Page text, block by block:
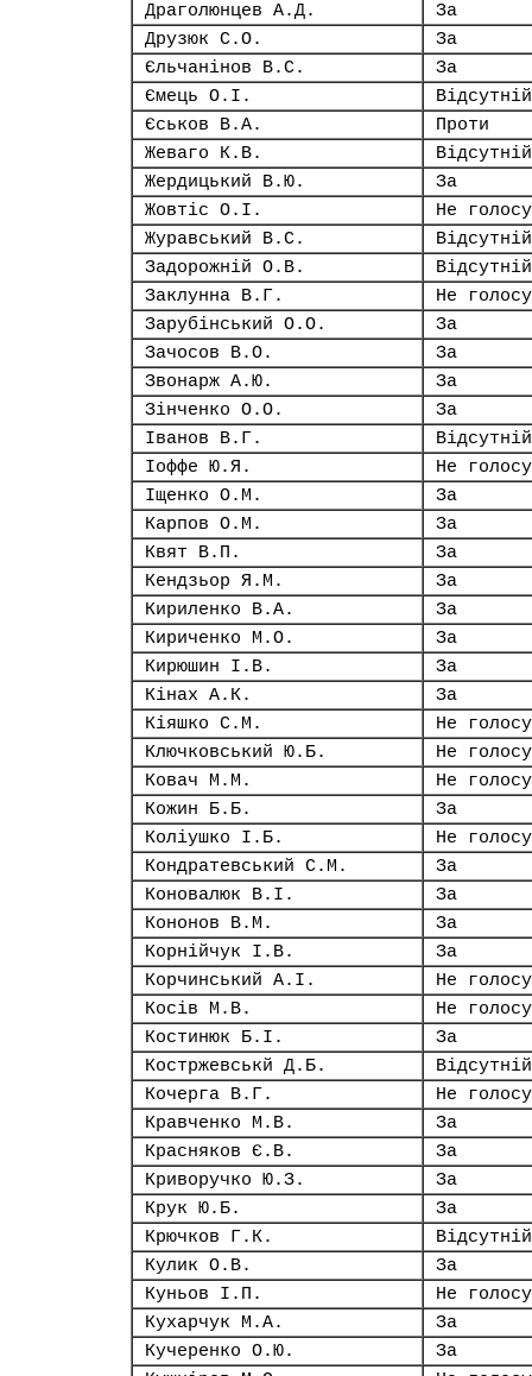
Драголюнцев А.Д.
За
Друзюк С.О.
За
Єльчанінов В.С.
За
Ємець О.І.
Відсутній
Єськов В.А.
Проти
Жеваго К.В.
Відсутній
Жердицький В.Ю.
За
Жовтіс О.І.
Не
Журавський В.С.
Відсутній
Задорожній О.В.
Відсутній
Заклунна В.Г.
Не
Зарубінський О.О.
За
Зачосов В.О.
За
Звонарж А.Ю.
За
Зінченко О.О.
За
Іванов В.Г.
Відсутній
Іоффе Ю.Я.
Не
Іщенко О.М.
За
Карпов О.М.
За
Квят В.П.
За
Кендзьор Я.М.
За
Кириленко В.А.
За
Кириченко М.О.
За
Кирюшин І.В.
За
Кінах А.К.
За
Кіяшко С.М.
Не
Ключковський Ю.Б.
Не
Ковач М.М.
Не
Кожин Б.Б.
За
Коліушко І.Б.
Не
Кондратевський С.М.
За
Коновалюк В.І.
За
Кононов В.М.
За
Корнійчук І.В.
За
Корчинський А.І.
Не
Косів М.В.
Не
Костинюк Б.І.
За
Костржевськй Д.Б.
Відсутній
Кочерга В.Г.
Не
Кравченко М.В.
За
Красняков Є.В.
За
Криворучко Ю.З.
За
Крук Ю.Б.
За
Крючков Г.К.
Відсутній
Кулик О.В.
За
Куньов І.П.
Не
Кухарчук М.А.
За
Кучеренко О.Ю.
За